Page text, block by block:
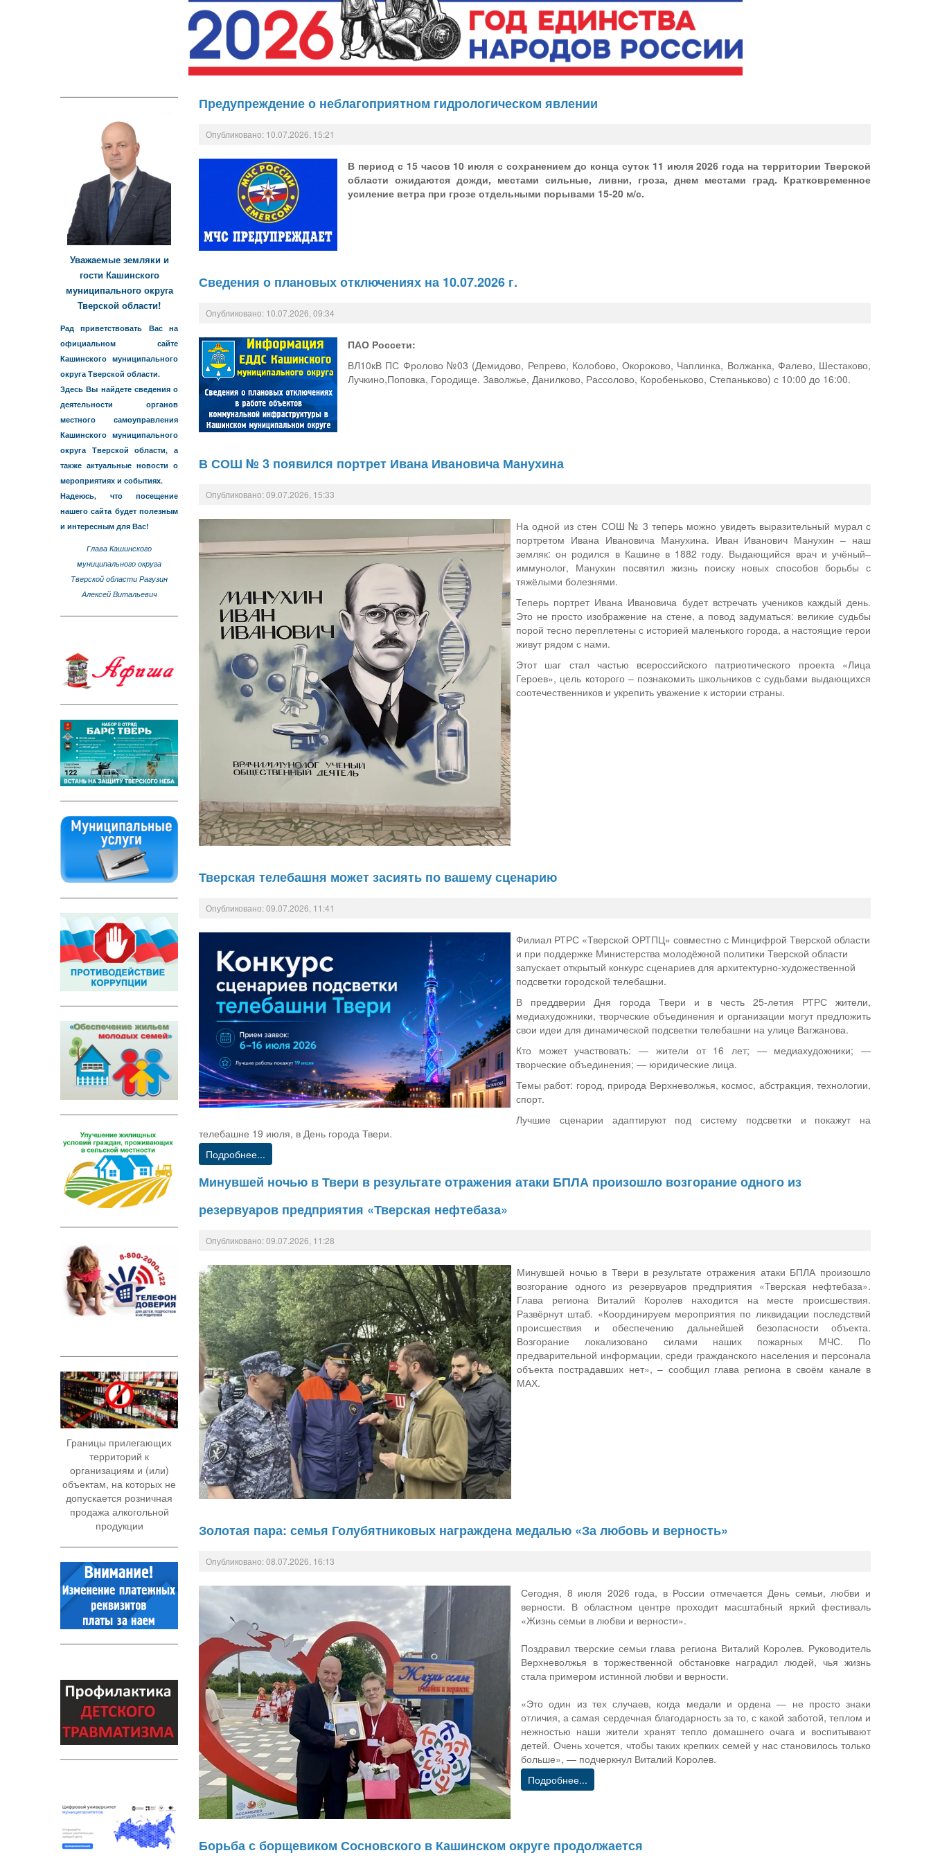
Уважаемые земляки и
гости Кашинского
муниципального округа
Тверской области!
Рад приветствовать Вас на
официальном сайте
Кашинского муниципального
округа Тверской области.
Здесь Вы найдете сведения о
деятельности органов
местного самоуправления
Кашинского муниципального
округа Тверской области, а
также актуальные новости о
мероприятиях и событиях.
Надеюсь, что посещение
нашего сайта будет полезным
и интересным для Вас!
Глава Кашинского
муниципального округа
Тверской области Рагузин
Алексей Витальевич
Границы прилегающих
территорий к
организациям и (или)
объектам, на которых не
допускается розничная
продажа алкогольной
продукции
Предупреждение о неблагоприятном гидрологическом явлении
Опубликовано: 10.07.2026, 15:21
В период с 15 часов 10 июля с сохранением до конца суток 11 июля 2026 года на территории Тверской
области ожидаются дожди, местами сильные, ливни, гроза, днем местами град. Кратковременное
усиление ветра при грозе отдельными порывами 15-20 м/с.
Сведения о плановых отключениях на 10.07.2026 г.
Опубликовано: 10.07.2026, 09:34
ПАО Россети:
ВЛ10кВ ПС Фролово №03 (Демидово, Репрево, Колобово, Окороково, Чаплинка, Волжанка, Фалево, Шестаково,
Лучкино,Поповка, Городище. Заволжье, Данилково, Рассолово, Коробеньково, Степаньково) с 10:00 до 16:00.
В СОШ № 3 появился портрет Ивана Ивановича Манухина
Опубликовано: 09.07.2026, 15:33
На одной из стен СОШ № 3 теперь можно увидеть выразительный мурал с
портретом Ивана Ивановича Манухина. Иван Иванович Манухин – наш
земляк: он родился в Кашине в 1882 году. Выдающийся врач и учёный–
иммунолог, Манухин посвятил жизнь поиску новых способов борьбы с
тяжёлыми болезнями.
Теперь портрет Ивана Ивановича будет встречать учеников каждый день.
Это не просто изображение на стене, а повод задуматься: великие судьбы
порой тесно переплетены с историей маленького города, а настоящие герои
живут рядом с нами.
Этот шаг стал частью всероссийского патриотического проекта «Лица
Героев», цель которого – познакомить школьников с судьбами выдающихся
соотечественников и укрепить уважение к истории страны.
Тверская телебашня может засиять по вашему сценарию
Опубликовано: 09.07.2026, 11:41
Филиал РТРС «Тверской ОРТПЦ» совместно с Минцифрой Тверской области
и при поддержке Министерства молодёжной политики Тверской области
запускает открытый конкурс сценариев для архитектурно-художественной
подсветки городской телебашни.
В преддверии Дня города Твери и в честь 25-летия РТРС жители,
медиахудожники, творческие объединения и организации могут предложить
свои идеи для динамической подсветки телебашни на улице Вагжанова.
Кто может участвовать: — жители от 16 лет; — медиахудожники; —
творческие объединения; — юридические лица.
Темы работ: город, природа Верхневолжья, космос, абстракция, технологии,
спорт.
Лучшие сценарии адаптируют под систему подсветки и покажут на
телебашне 19 июля, в День города Твери.
Подробнее...
Минувшей ночью в Твери в результате отражения атаки БПЛА произошло возгорание одного из
резервуаров предприятия «Тверская нефтебаза»
Опубликовано: 09.07.2026, 11:28
Минувшей ночью в Твери в результате отражения атаки БПЛА произошло
возгорание одного из резервуаров предприятия «Тверская нефтебаза».
Глава региона Виталий Королев находится на месте происшествия.
Развёрнут штаб. «Координируем мероприятия по ликвидации последствий
происшествия и обеспечению дальнейшей безопасности объекта.
Возгорание локализовано силами наших пожарных МЧС. По
предварительной информации, среди гражданского населения и персонала
объекта пострадавших нет», – сообщил глава региона в своём канале в
МАХ.
Золотая пара: семья Голубятниковых награждена медалью «За любовь и верность»
Опубликовано: 08.07.2026, 16:13
Сегодня, 8 июля 2026 года, в России отмечается День семьи, любви и
верности. В областном центре проходит масштабный яркий фестиваль
«Жизнь семьи в любви и верности».
Поздравил тверские семьи глава региона Виталий Королев. Руководитель
Верхневолжья в торжественной обстановке наградил людей, чья жизнь
стала примером истинной любви и верности.
«Это один из тех случаев, когда медали и ордена — не просто знаки
отличия, а самая сердечная благодарность за то, с какой заботой, теплом и
нежностью наши жители хранят тепло домашнего очага и воспитывают
детей. Очень хочется, чтобы таких крепких семей у нас становилось только
больше», — подчеркнул Виталий Королев.
Подробнее...
Борьба с борщевиком Сосновского в Кашинском округе продолжается